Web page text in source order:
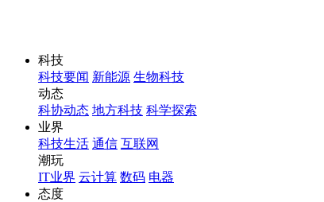
科技
科技要闻 新能源 生物科技
动态
科协动态 地方科技 科学探索
业界
科技生活 通信 互联网
潮玩
IT业界 云计算 数码 电器
态度